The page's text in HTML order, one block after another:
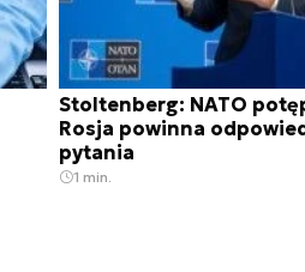
Stoltenberg: NATO
Rosja powinna
pytania
1 min.